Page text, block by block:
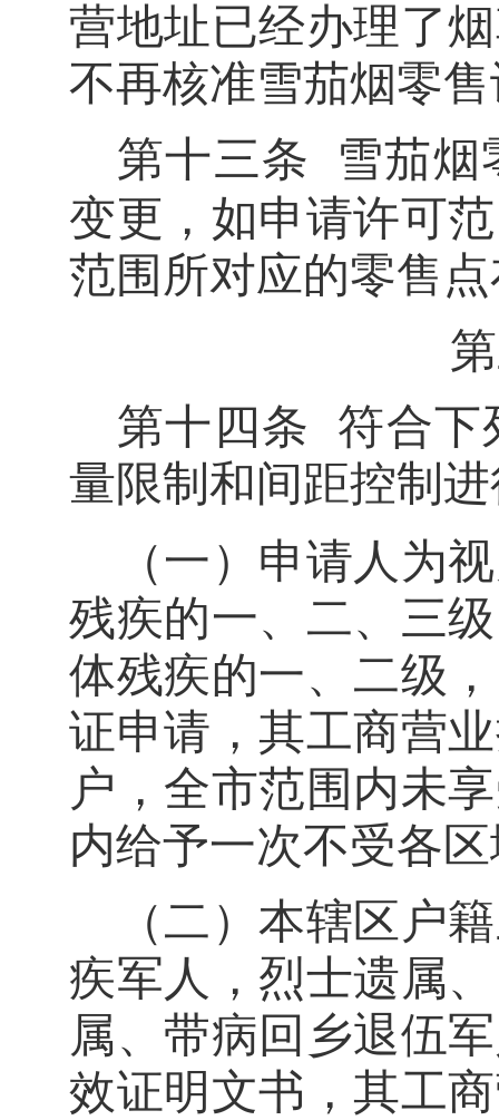
营地址已经办理了
不再核准雪茄烟零
第十三条
雪茄烟
变更，如申请许可
范围所对应的零售
第十四条
符合下
量限制和间距控制
（一）申请人为
残疾的一、二、三
体残疾的一、二级
证申请，其工商营
户，全市范围内未
内给予一次不受各
（二）本辖区户
疾军人，烈士遗属
属、带病回乡退伍
效证明文书 ， 其工